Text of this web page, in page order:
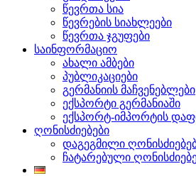
წევრთა სია
წევრების სიახლეები
წევრთა ჯგუფები
საინფორმაციო
ახალი ამბები
პუბლიკაციები
გერმანიის მაჩვენებლები
ექსპორტი გერმანიაში
ექსპორტ-იმპორტის
ღონისძიებები
დაგეგმილი
ჩატარებული